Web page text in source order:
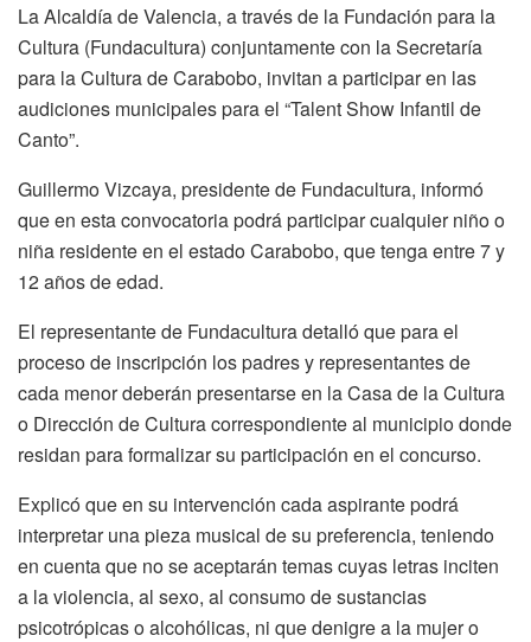
La Alcaldía de Valencia, a través de la Fundación para la
Cultura (Fundacultura) conjuntamente con la Secretaría
para la Cultura de Carabobo, invitan a participar en las
audiciones municipales para el “Talent Show Infantil de
Canto”.
Guillermo Vizcaya, presidente de Fundacultura, informó
que en esta convocatoria podrá participar cualquier niño o
niña residente en el estado Carabobo, que tenga entre 7 y
12 años de edad.
El representante de Fundacultura detalló que para el
proceso de inscripción los padres y representantes de
cada menor deberán presentarse en la Casa de la Cultura
o Dirección de Cultura correspondiente al municipio donde
residan para formalizar su participación en el concurso.
Explicó que en su intervención cada aspirante podrá
interpretar una pieza musical de su preferencia, teniendo
en cuenta que no se aceptarán temas cuyas letras inciten
a la violencia, al sexo, al consumo de sustancias
psicotrópicas o alcohólicas, ni que denigre a la mujer o